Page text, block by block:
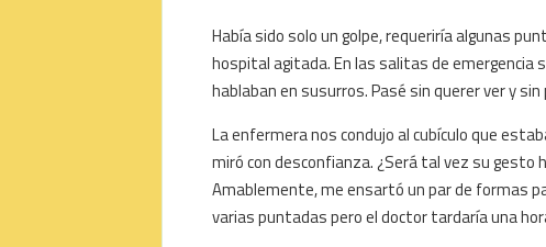
Había sido solo un golpe, requeriría algunas
hospital agitada. En las salitas de emergencia
hablaban en susurros. Pasé sin querer ver y
La enfermera nos condujo al cubículo que
miró con desconfianza. ¿Será tal vez su gesto
Amablemente, me ensartó un par de formas
varias puntadas pero el doctor tardaría una